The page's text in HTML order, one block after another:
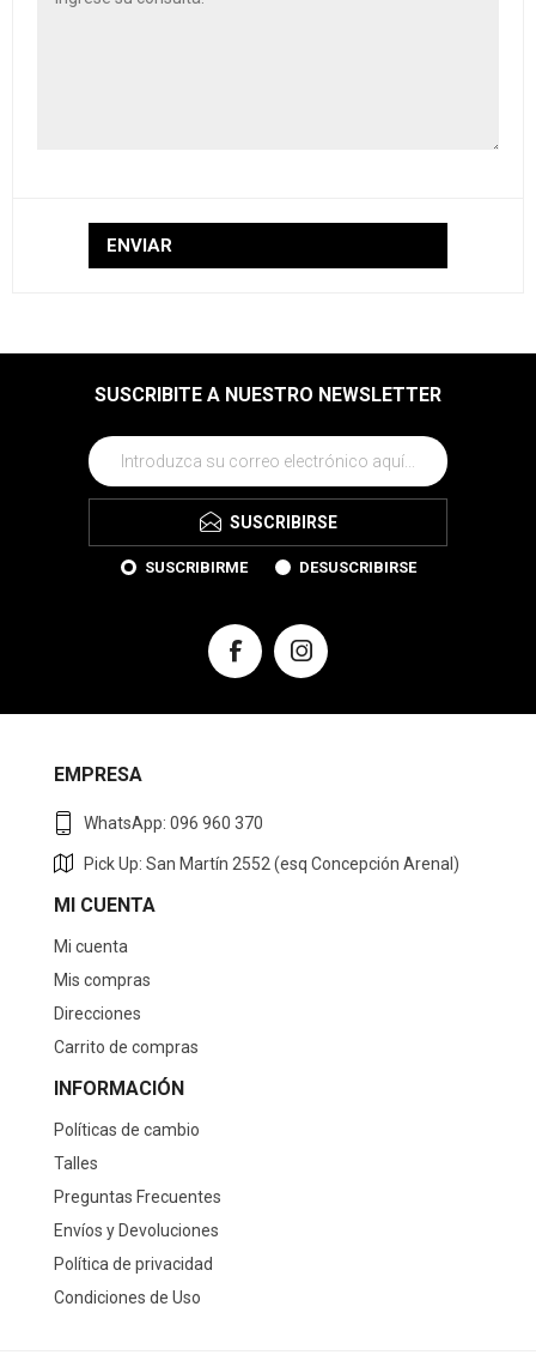
SUSCRIBITE A NUESTRO NEWSLETTER
SUSCRIBIRSE
SUSCRIBIRME DESUSCRIBIRSE
EMPRESA
WhatsApp: 096 960 370
Pick Up: San Martín 2552 (esq Concepción Arenal)
MI CUENTA
Mi cuenta
Mis compras
Direcciones
Carrito de compras
INFORMACIÓN
Políticas de cambio
Talles
Preguntas Frecuentes
Envíos y Devoluciones
Política de privacidad
Condiciones de Uso